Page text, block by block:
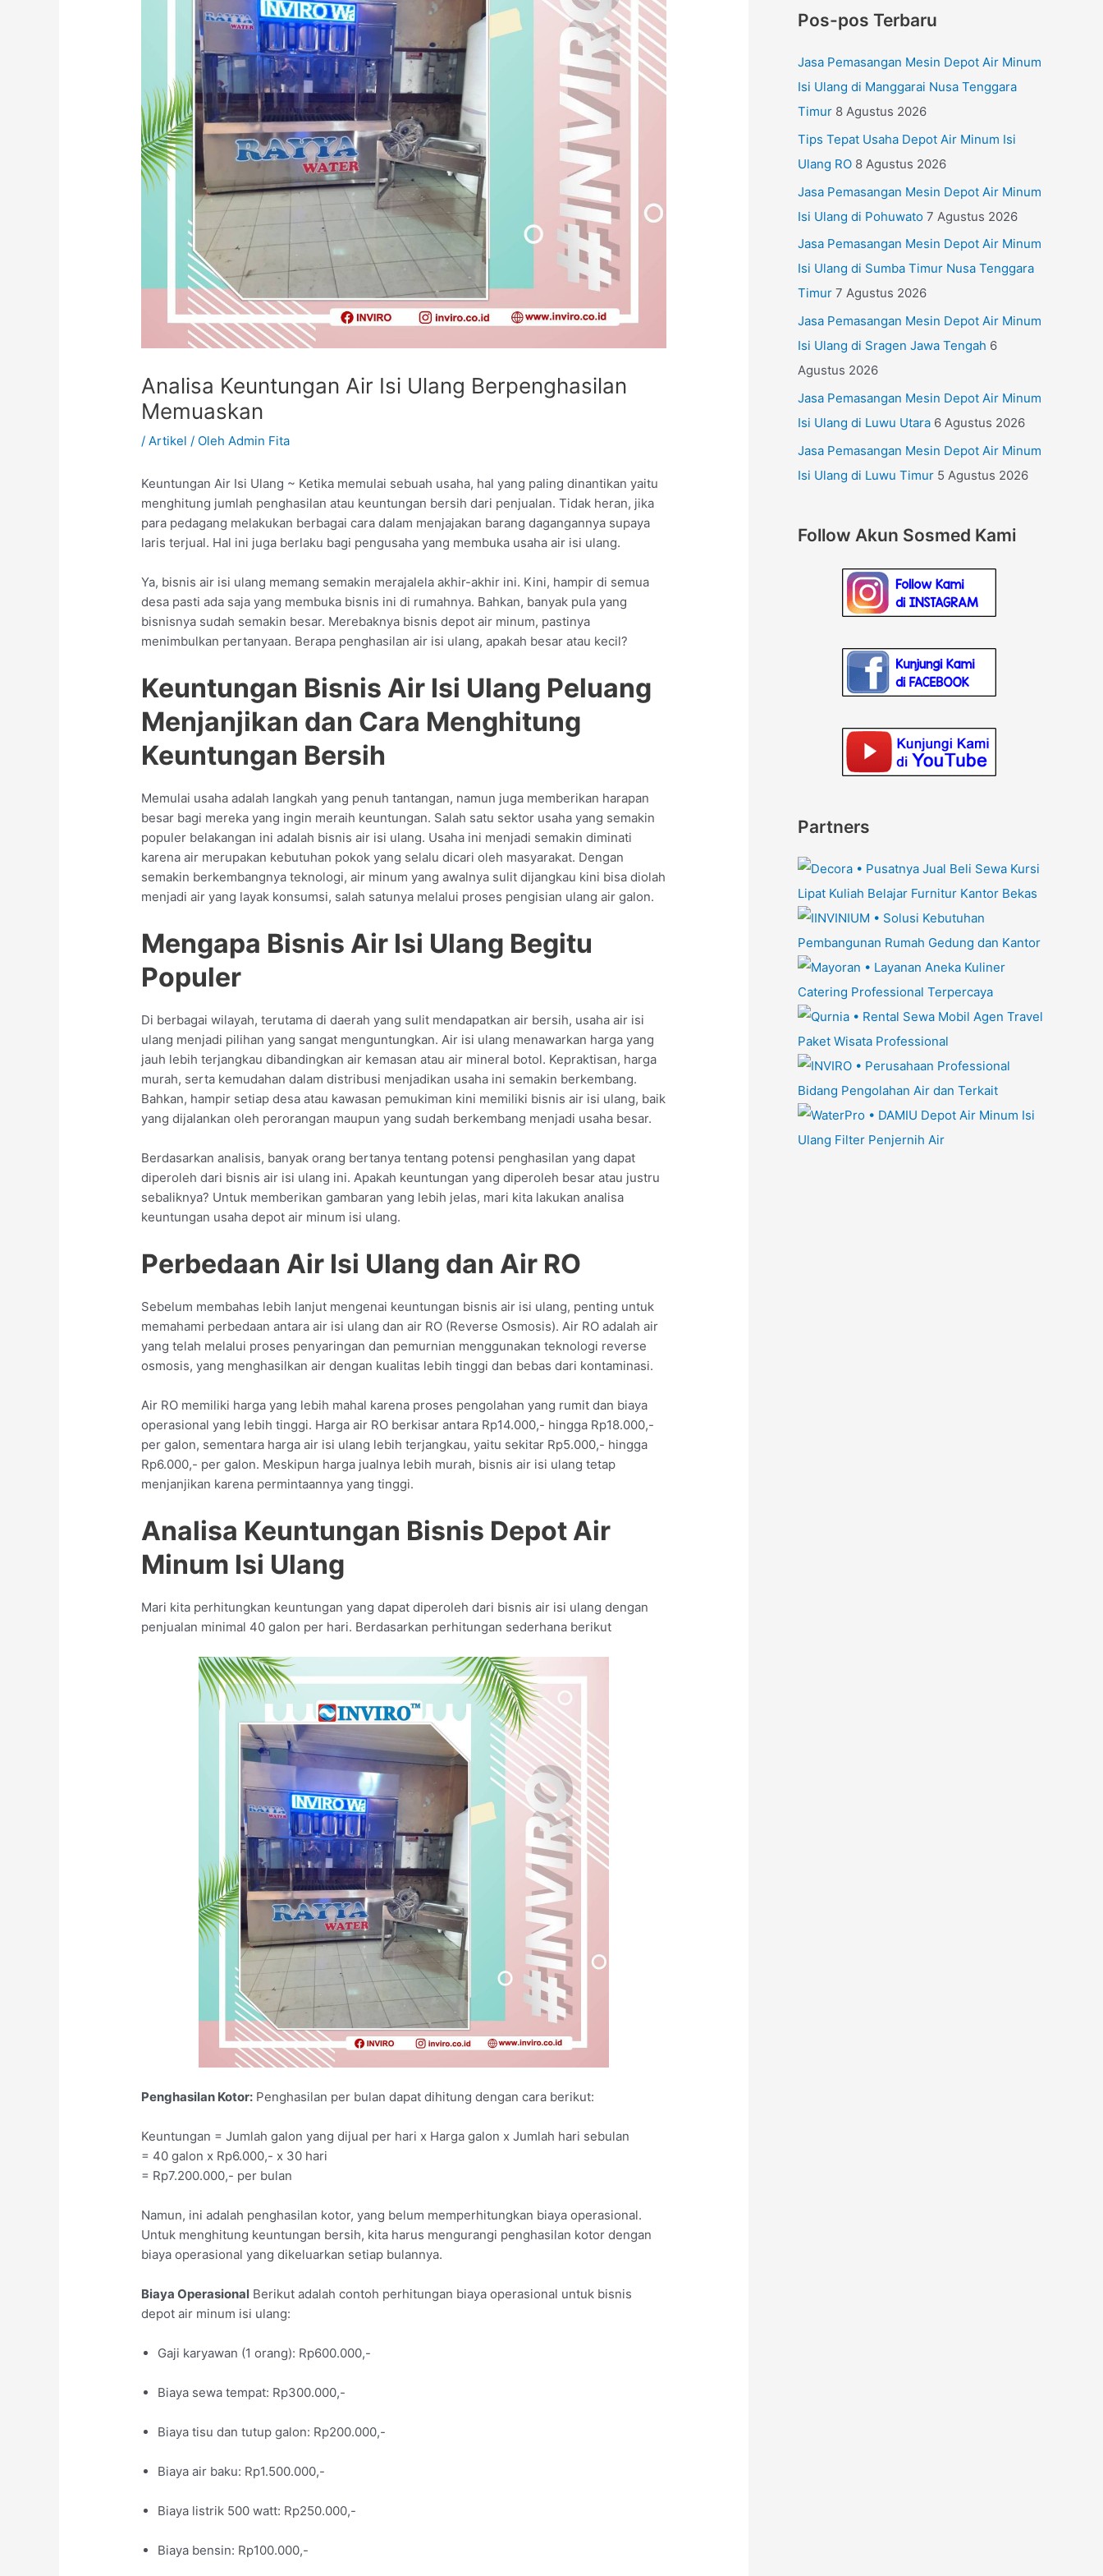
Analisa Keuntungan Air Isi Ulang Berpenghasilan
Memuaskan
/Artikel / OlehAdmin Fita
Keuntungan Air Isi Ulang ~ Ketika memulai sebuah usaha, hal yang paling dinantikan yaitu
menghitung jumlah penghasilan atau keuntungan bersih dari penjualan. Tidak heran, jika
para pedagang melakukan berbagai cara dalam menjajakan barang dagangannya supaya
laris terjual. Hal ini juga berlaku bagi pengusaha yang membuka usaha air isi ulang.
Ya, bisnis air isi ulang memang semakin merajalela akhir-akhir ini. Kini, hampir di semua
desa pasti ada saja yang membuka bisnis ini di rumahnya. Bahkan, banyak pula yang
bisnisnya sudah semakin besar. Merebaknya bisnis depot air minum, pastinya
menimbulkan pertanyaan. Berapa penghasilan air isi ulang, apakah besar atau kecil?
Keuntungan Bisnis Air Isi Ulang Peluang
Menjanjikan dan Cara Menghitung
Keuntungan Bersih
Memulai usaha adalah langkah yang penuh tantangan, namun juga memberikan harapan
besar bagi mereka yang ingin meraih keuntungan. Salah satu sektor usaha yang semakin
populer belakangan ini adalah bisnis air isi ulang. Usaha ini menjadi semakin diminati
karena air merupakan kebutuhan pokok yang selalu dicari oleh masyarakat. Dengan
semakin berkembangnya teknologi, air minum yang awalnya sulit dijangkau kini bisa diolah
menjadi air yang layak konsumsi, salah satunya melalui proses pengisian ulang air galon.
Mengapa Bisnis Air Isi Ulang Begitu
Populer
Di berbagai wilayah, terutama di daerah yang sulit mendapatkan air bersih, usaha air isi
ulang menjadi pilihan yang sangat menguntungkan. Air isi ulang menawarkan harga yang
jauh lebih terjangkau dibandingkan air kemasan atau air mineral botol. Kepraktisan, harga
murah, serta kemudahan dalam distribusi menjadikan usaha ini semakin berkembang.
Bahkan, hampir setiap desa atau kawasan pemukiman kini memiliki bisnis air isi ulang, baik
yang dijalankan oleh perorangan maupun yang sudah berkembang menjadi usaha besar.
Berdasarkan analisis, banyak orang bertanya tentang potensi penghasilan yang dapat
diperoleh dari bisnis air isi ulang ini. Apakah keuntungan yang diperoleh besar atau justru
sebaliknya? Untuk memberikan gambaran yang lebih jelas, mari kita lakukan analisa
keuntungan usaha depot air minum isi ulang.
Perbedaan Air Isi Ulang dan Air RO
Sebelum membahas lebih lanjut mengenai keuntungan bisnis air isi ulang, penting untuk
memahami perbedaan antara air isi ulang dan air RO (Reverse Osmosis). Air RO adalah air
yang telah melalui proses penyaringan dan pemurnian menggunakan teknologi reverse
osmosis, yang menghasilkan air dengan kualitas lebih tinggi dan bebas dari kontaminasi.
Air RO memiliki harga yang lebih mahal karena proses pengolahan yang rumit dan biaya
operasional yang lebih tinggi. Harga air RO berkisar antara Rp14.000,- hingga Rp18.000,-
per galon, sementara harga air isi ulang lebih terjangkau, yaitu sekitar Rp5.000,- hingga
Rp6.000,- per galon. Meskipun harga jualnya lebih murah, bisnis air isi ulang tetap
menjanjikan karena permintaannya yang tinggi.
Analisa Keuntungan Bisnis Depot Air
Minum Isi Ulang
Mari kita perhitungkan keuntungan yang dapat diperoleh dari bisnis air isi ulang dengan
penjualan minimal 40 galon per hari. Berdasarkan perhitungan sederhana berikut
Penghasilan Kotor: Penghasilan per bulan dapat dihitung dengan cara berikut:
Keuntungan = Jumlah galon yang dijual per hari x Harga galon x Jumlah hari sebulan
= 40 galon x Rp6.000,- x 30 hari
= Rp7.200.000,- per bulan
Namun, ini adalah penghasilan kotor, yang belum memperhitungkan biaya operasional.
Untuk menghitung keuntungan bersih, kita harus mengurangi penghasilan kotor dengan
biaya operasional yang dikeluarkan setiap bulannya.
Biaya Operasional Berikut adalah contoh perhitungan biaya operasional untuk bisnis
depot air minum isi ulang:
Gaji karyawan (1 orang): Rp600.000,-
Biaya sewa tempat: Rp300.000,-
Biaya tisu dan tutup galon: Rp200.000,-
Biaya air baku: Rp1.500.000,-
Biaya listrik 500 watt: Rp250.000,-
Biaya bensin: Rp100.000,-
Pos-pos Terbaru
Jasa Pemasangan Mesin Depot Air Minum
Isi Ulang di Manggarai Nusa Tenggara
Timur 8 Agustus 2026
Tips Tepat Usaha Depot Air Minum Isi
Ulang RO 8 Agustus 2026
Jasa Pemasangan Mesin Depot Air Minum
Isi Ulang di Pohuwato 7 Agustus 2026
Jasa Pemasangan Mesin Depot Air Minum
Isi Ulang di Sumba Timur Nusa Tenggara
Timur 7 Agustus 2026
Jasa Pemasangan Mesin Depot Air Minum
Isi Ulang di Sragen Jawa Tengah 6
Agustus 2026
Jasa Pemasangan Mesin Depot Air Minum
Isi Ulang di Luwu Utara 6 Agustus 2026
Jasa Pemasangan Mesin Depot Air Minum
Isi Ulang di Luwu Timur 5 Agustus 2026
Follow Akun Sosmed Kami
Partners